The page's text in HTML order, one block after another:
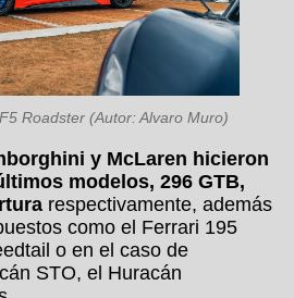
Roadster (Autor: Alvaro Muro)
y McLaren hicieron
modelos, 296 GTB,
respectivamente, además
como el Ferrari 195
o en el caso de
STO, el Huracán